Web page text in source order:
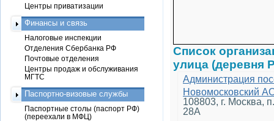
Список
улица (деревня
Администрация
Новомосковский
108803, г. Москва,
28А
Центры приватизации
Финансы и связь
Налоговые инспекции
Отделения Сбербанка РФ
Почтовые отделения
Центры продаж и обслуживания
МГТС
Паспортно-визовые службы
Паспортные столы (паспорт РФ)
(переехали в МФЦ)